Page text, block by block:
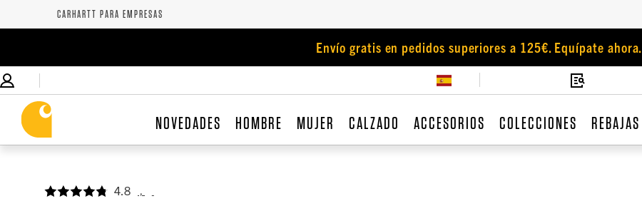
CARHARTT PARA EMPRESAS
Envío gratis en pedidos superiores a 125€. Equípate ahora.
NOVEDADES HOMBRE MUJER CALZADO ACCESORIOS COLECCIONES REBAJAS
4.8